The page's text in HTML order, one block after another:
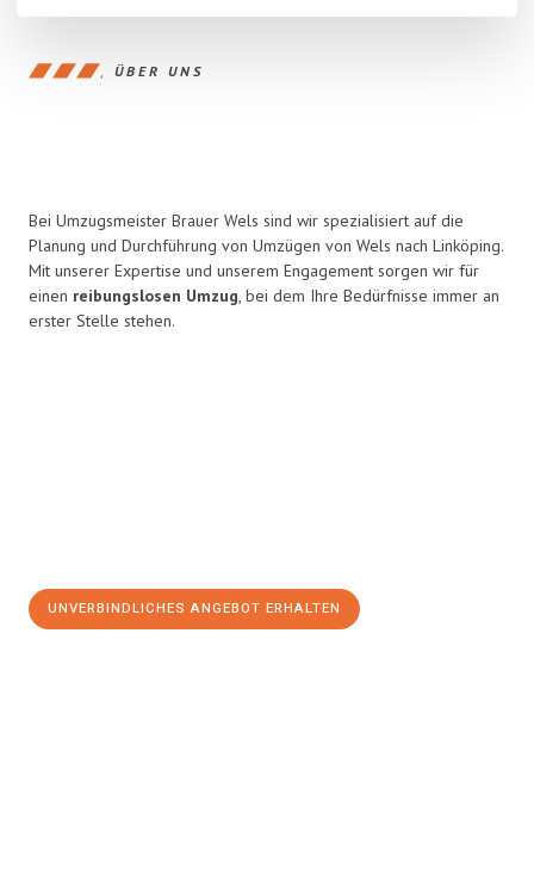
ÜBER UNS
Bei Umzugsmeister Brauer Wels sind wir spezialisiert auf die
Planung und Durchführung von Umzügen von Wels nach Linköping.
Mit unserer Expertise und unserem Engagement sorgen wir für
einen reibungslosen Umzug, bei dem Ihre Bedürfnisse immer an
erster Stelle stehen.
UNVERBINDLICHES ANGEBOT ERHALTEN